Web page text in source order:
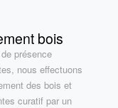
bois
présence
nous effectuons
des bois et
curatif par un